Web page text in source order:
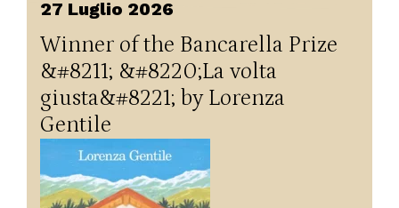
27 Luglio 2026
Winner of the Bancarella Prize
&#8211; &#8220;La volta
giusta&#8221; by Lorenza
Gentile